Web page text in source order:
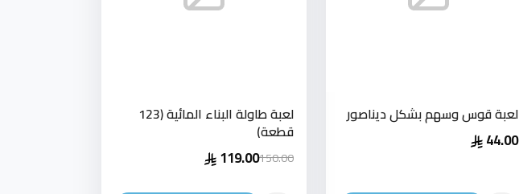
لعبة قوس وسهم بشكل ديناصور
44.00
لعبة طاولة البناء المائية (123
قطعة)
150.00
119.00